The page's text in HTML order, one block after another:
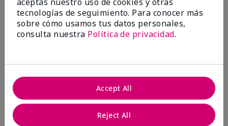
4.0
tecnologías de seguimiento. Para conocer más
sobre cómo usamos tus datos personales,
consulta nuestra Política de privacidad.
Reject All
Accept All